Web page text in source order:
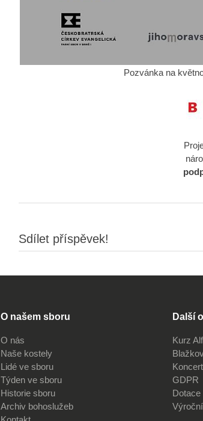
Pozvánka na
Sdílet příspěvek!
O našem sboru
O nás
Naše kostely
Lidé ve sboru
Týden ve sboru
Historie sboru
Archiv bohoslužeb
Další
Kurz
GDPR
Dotace